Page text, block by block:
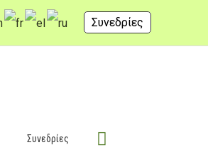
Συνεδρίες
Συνεδρίες